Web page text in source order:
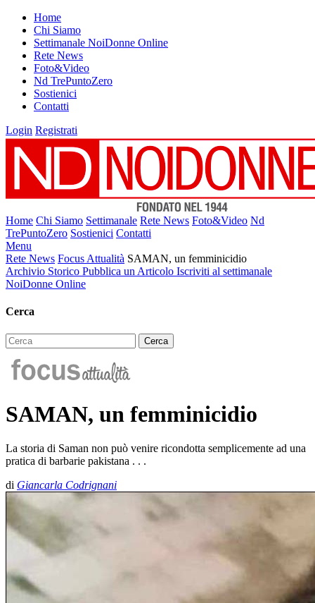
Home
Chi Siamo
Settimanale NoiDonne Online
Rete News
Foto&Video
Nd TrePuntoZero
Sostienici
Contatti
Login Registrati
Home Chi Siamo Settimanale Rete News Foto&Video Nd
TrePuntoZero Sostienici Contatti
Menu
Rete News Focus Attualità SAMAN, un femminicidio
Archivio Storico Pubblica un Articolo Iscriviti al settimanale
NoiDonne Online
Cerca
SAMAN, un femminicidio
La storia di Saman non può venire ricondotta semplicemente ad una
pratica di barbarie pakistana . . .
di Giancarla Codrignani